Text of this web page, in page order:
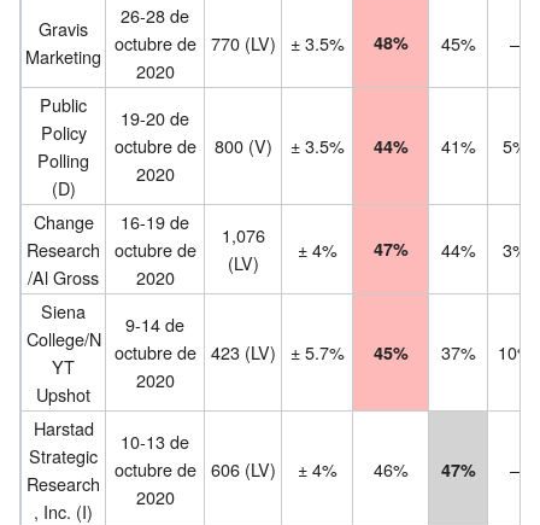
Gravis
Marketing
26-28 de
octubre de
2020
770 (LV) ± 3.5% 48% 45% –
Public
Policy
Polling
(D)
19-20 de
octubre de
2020
800 (V) ± 3.5% 44% 41% 5%
Change
Research
/Al Gross
16-19 de
octubre de
2020
1,076
(LV)
± 4% 47% 44% 3%
Siena
College/N
YT
Upshot
9-14 de
octubre de
2020
423 (LV) ± 5.7% 45% 37% 10%
Harstad
Strategic
Research
, Inc. (I)
10-13 de
octubre de
2020
606 (LV) ± 4% 46% 47% –